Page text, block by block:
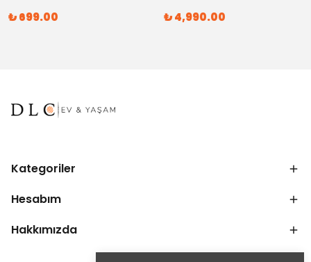
₺ 699.00 ₺ 4,990.00
Kategoriler
Hesabım
Hakkımızda